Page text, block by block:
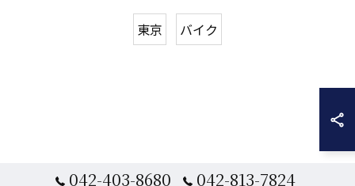
東京 バイク
042-403-8680 042-813-7824